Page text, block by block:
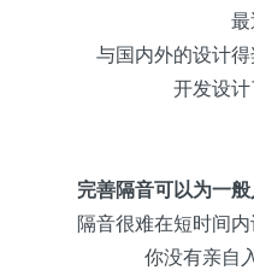
与国内外的设计
开发设
完善隔音可以为一
隔音很难在短时间内
你没有亲自